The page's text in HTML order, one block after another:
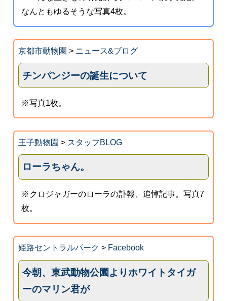
なんともゆるそうな写真4枚。
京都市動物園 > ニュース&ブログ
チンパンジーの誕生について
※写真1枚。
王子動物園 > スタッフBLOG
ローラちゃん。
※クロジャガーのローラの訃報、追悼記事。写真7
枚。
姫路セントラルパーク > Facebook
今朝、東武動物公園よりホワイトタイガ
ーのマリン君が